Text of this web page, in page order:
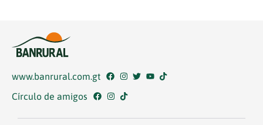
www.banrural.com.gt
Círculo de amigos